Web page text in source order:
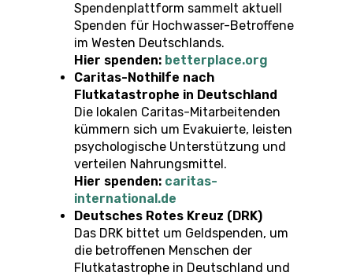
Spendenplattform sammelt aktuell
Spenden für Hochwasser-Betroffene
im Westen Deutschlands.
Hier spenden: betterplace.org
Caritas-Nothilfe nach
Flutkatastrophe in Deutschland
Die lokalen Caritas-Mitarbeitenden
kümmern sich um Evakuierte, leisten
psychologische Unterstützung und
verteilen Nahrungsmittel.
Hier spenden: caritas-
international.de
Deutsches Rotes Kreuz (DRK)
Das DRK bittet um Geldspenden, um
die betroffenen Menschen der
Flutkatastrophe in Deutschland und